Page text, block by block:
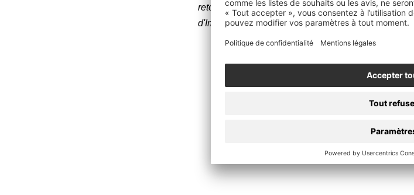
retour définitif au froid, et comme le reste de
d'Immortal.
DÉCOUVREZ
Produits